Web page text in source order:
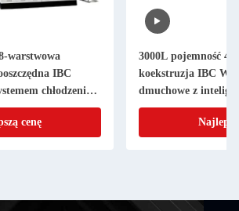
warstwowa
IBC
chłodzenia
cenę
3000L pojemność 4-
koekstruzja IBC
dmuchowe z
sterowania